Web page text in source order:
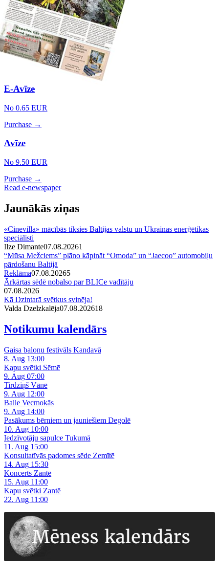
E-Avīze
No 0.65 EUR
Purchase →
Avīze
No 9.50 EUR
Purchase →
Read e-newspaper
Jaunākās ziņas
«Cinevilla» mācībās tiksies Baltijas valstu un Ukrainas enerģētikas
speciālisti
Ilze Dimante07.08.20261
“Mūsa Mežciems” plāno kāpināt “Omoda” un “Jaecoo” automobiļu
pārdošanu Baltijā
Reklāma07.08.20265
Ārkārtas sēdē nobalso par BLICe vadītāju
07.08.2026
Kā Dzintarā svētkus svinēja!
Valda Dzelzkalēja07.08.202618
Notikumu kalendārs
Gaisa balonu festivāls Kandavā
8. Aug 13:00
Kapu svētki Sēmē
9. Aug 07:00
Tirdziņš Vānē
9. Aug 12:00
Balle Vecmokās
9. Aug 14:00
Pasākums bērniem un jauniešiem Degolē
10. Aug 10:00
Iedzīvotāju sapulce Tukumā
11. Aug 15:00
Konsultatīvās padomes sēde Zemītē
14. Aug 15:30
Koncerts Zantē
15. Aug 11:00
Kapu svētki Zantē
22. Aug 11:00